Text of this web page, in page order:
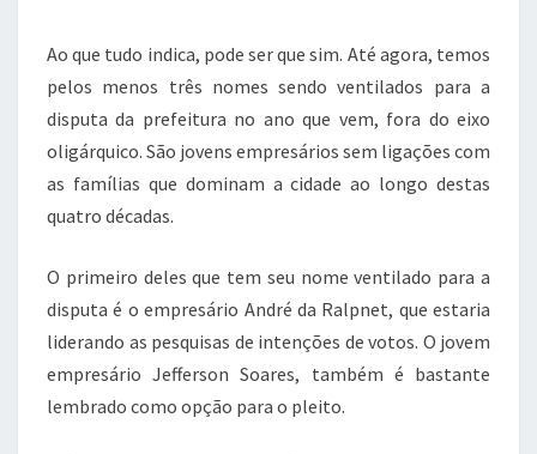
Ao que tudo indica, pode ser que sim. Até agora, temos
pelos menos três nomes sendo ventilados para a
disputa da prefeitura no ano que vem, fora do eixo
oligárquico. São jovens empresários sem ligações com
as famílias que dominam a cidade ao longo destas
quatro décadas.
O primeiro deles que tem seu nome ventilado para a
disputa é o empresário André da Ralpnet, que estaria
liderando as pesquisas de intenções de votos. O jovem
empresário Jefferson Soares, também é bastante
lembrado como opção para o pleito.